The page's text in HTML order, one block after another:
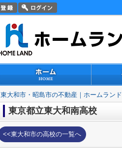
東大和市・昭島市の不動産｜ホームランド
東京都立東大和南高校
<<東大和市の高校の一覧へ